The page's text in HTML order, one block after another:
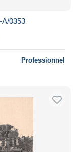
A/0353
Professionnel